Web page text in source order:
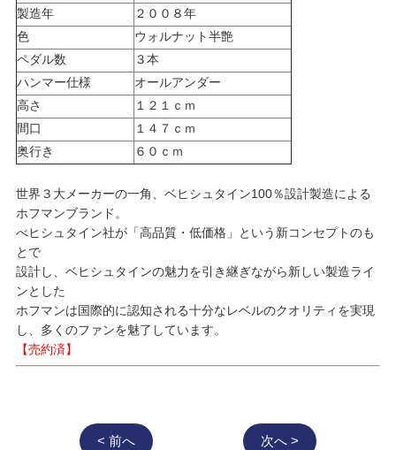
製造年
２００８年
色
ウォルナット半艶
ペダル数
３本
ハンマー仕様
オールアンダー
高さ
１２１ｃｍ
間口
１４７ｃｍ
奥行き
６０ｃｍ
世界３大メーカーの一角、ベヒシュタイン100％設計製造による
ホフマンブランド。
べヒシュタイン社が「高品質・低価格」という新コンセプトのも
とで
設計し、ベヒシュタインの魅力を引き継ぎながら新しい製造ライ
ンとした
ホフマンは国際的に認知される十分なレベルのクオリティを実現
し、多くのファンを魅了しています。
【売約済】
< 前へ 次へ >